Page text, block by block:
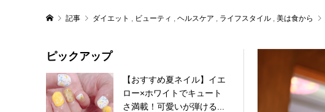
記事 ダイエット ビューティ ヘルスケア ライフスタイル 美は食から
ピックアップ
【おすすめ夏ネイル】イエ
ロー×ホワイトでキュート
さ満載！可愛いが弾ける...